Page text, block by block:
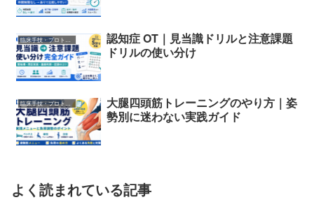
認知症 OT｜見当識ドリルと注意課題
ドリルの使い分け
臨床手技・プロトコル
大腿四頭筋トレーニングのやり方｜姿
勢別に迷わない実践ガイド
よく読まれている記事